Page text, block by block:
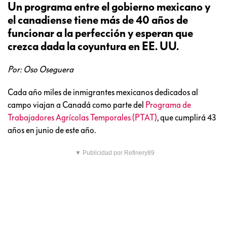
Un programa entre el gobierno mexicano y
el canadiense tiene más de 40 años de
funcionar a la perfección y esperan que
crezca dada la coyuntura en EE. UU.
Por: Oso Oseguera
Cada año miles de inmigrantes mexicanos dedicados al
campo viajan a Canadá como parte del Programa de
Trabajadores Agrícolas Temporales (PTAT), que cumplirá 43
años en junio de este año.
▼ Publicidad por Refinery89